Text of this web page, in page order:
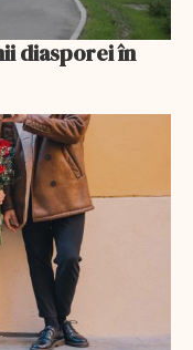
diasporei în